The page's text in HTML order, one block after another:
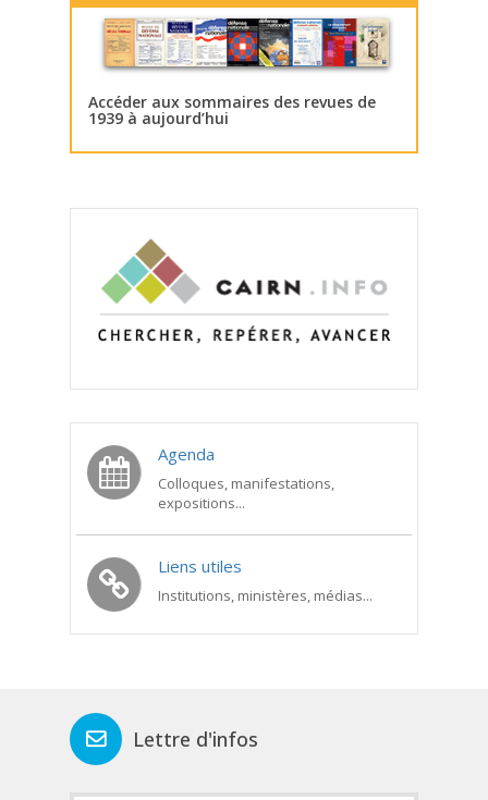
Accéder aux sommaires des revues de
1939 à aujourd’hui
Agenda
Colloques, manifestations,
expositions...
Liens utiles
Institutions, ministères, médias...
Lettre d'infos